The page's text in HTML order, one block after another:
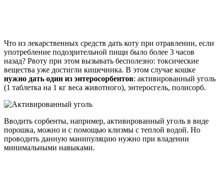
Что из лекарственных средств дать коту при отравлении, если
употребление подозрительной пищи было более 3 часов
назад? Рвоту при этом вызывать бесполезно: токсические
вещества уже достигли кишечника. В этом случае кошке
нужно дать один из энтеросорбентов: активированный уголь
(1 таблетка на 1 кг веса животного), энтеросгель, полисорб.
Вводить сорбенты, например, активированный уголь в виде
порошка, можно и с помощью клизмы с теплой водой. Но
проводить данную манипуляцию нужно при владении
минимальными навыками.